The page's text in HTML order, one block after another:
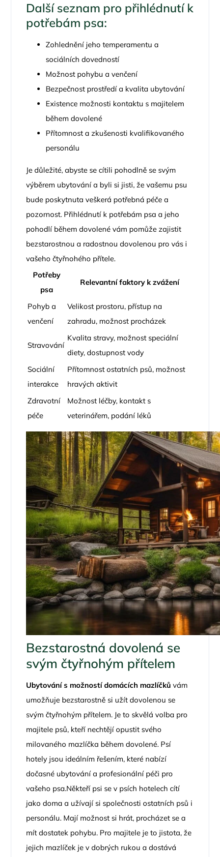
Další seznam pro přihlédnutí k
potřebám psa:
Zohlednění jeho temperamentu a
sociálních dovedností
Možnost pohybu a venčení
Bezpečnost prostředí a kvalita ubytování
Existence možnosti kontaktu s majitelem
během dovolené
Přítomnost a zkušenosti kvalifikovaného
personálu
Je důležité, abyste se cítili pohodlně se svým
výběrem ubytování a byli si jisti, že vašemu psu
bude poskytnuta veškerá potřebná péče a
pozornost. Přihlédnutí k potřebám psa a jeho
pohodlí během dovolené vám pomůže zajistit
bezstarostnou a radostnou dovolenou pro vás i
vašeho čtyřnohého přítele.
Potřeby
psa
Relevantní faktory k zvážení
Pohyb a
venčení
Velikost prostoru, přístup na
zahradu, možnost procházek
Stravování
Kvalita stravy, možnost speciální
diety, dostupnost vody
Sociální
interakce
Přítomnost ostatních psů, možnost
hravých aktivit
Zdravotní
péče
Možnost léčby, kontakt s
veterinářem, podání léků
Bezstarostná dovolená se
svým čtyřnohým přítelem
Ubytování s možností domácích mazlíčků vám
umožňuje bezstarostně si užít dovolenou se
svým čtyřnohým přítelem. Je to skvělá volba pro
majitele psů, kteří nechtějí opustit svého
milovaného mazlíčka během dovolené. Psí
hotely jsou ideálním řešením, které nabízí
dočasné ubytování a profesionální péči pro
vašeho psa.Někteří psi se v psích hotelech cítí
jako doma a užívají si společnosti ostatních psů i
personálu. Mají možnost si hrát, procházet se a
mít dostatek pohybu. Pro majitele je to jistota, že
jejich mazlíček je v dobrých rukou a dostává